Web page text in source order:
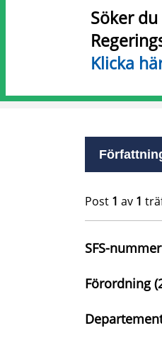
Söker
Klicka
Post 1 av 1
SFS-
Förordning